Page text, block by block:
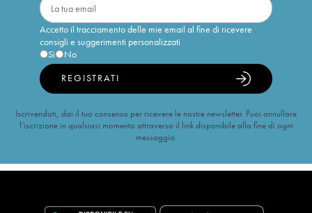
Accetto il tracciamento delle mie email al fine di ricevere
consigli e suggerimenti personalizzati
Sì
No
REGISTRATI
Iscrivendoti, dai il tuo consenso per ricevere le nostre newsletter. Puoi annullare
l’iscrizione in qualsiasi momento attraverso il link disponibile alla fine di ogni
messaggio.